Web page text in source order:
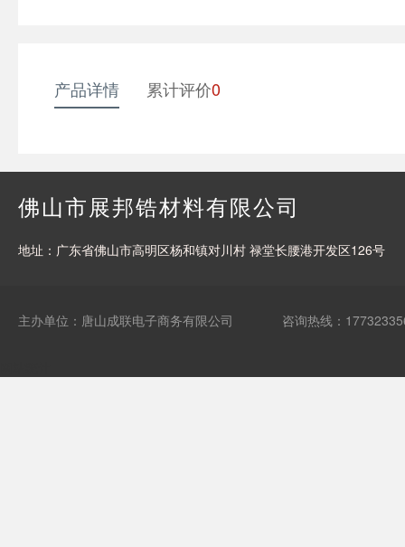
产品详情 累计评价0
佛山市展邦锆材料有限公司
地址：广东省佛山市高明区杨和镇对川村 禄堂长腰港开发区126号
主办单位：唐山成联电子商务有限公司 咨询热线：